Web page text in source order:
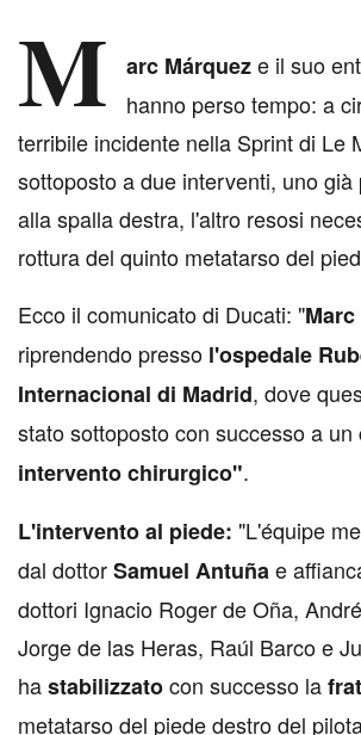
M arc Márqueze il suo
hanno perso tempo: a
terribile incidente nella Sprint di Le
sottoposto a due interventi, uno già
alla spalla destra, l'altro resosi
rottura del quinto metatarso del
Ecco il comunicato di Ducati: "
riprendendo presso l'ospedale
Internacional di Madrid, dove
stato sottoposto con successo a un
intervento chirurgico".
L'intervento al piede: "L'équipe
dal dottorSamuel Antuñae
dottori Ignacio Roger de Oña,
Jorge de las Heras, Raúl Barco e
hastabilizzatocon successo la
metatarso del piede destro del